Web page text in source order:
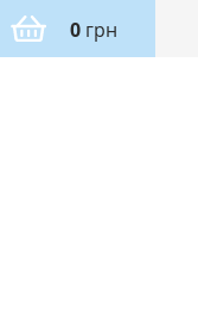
0грн